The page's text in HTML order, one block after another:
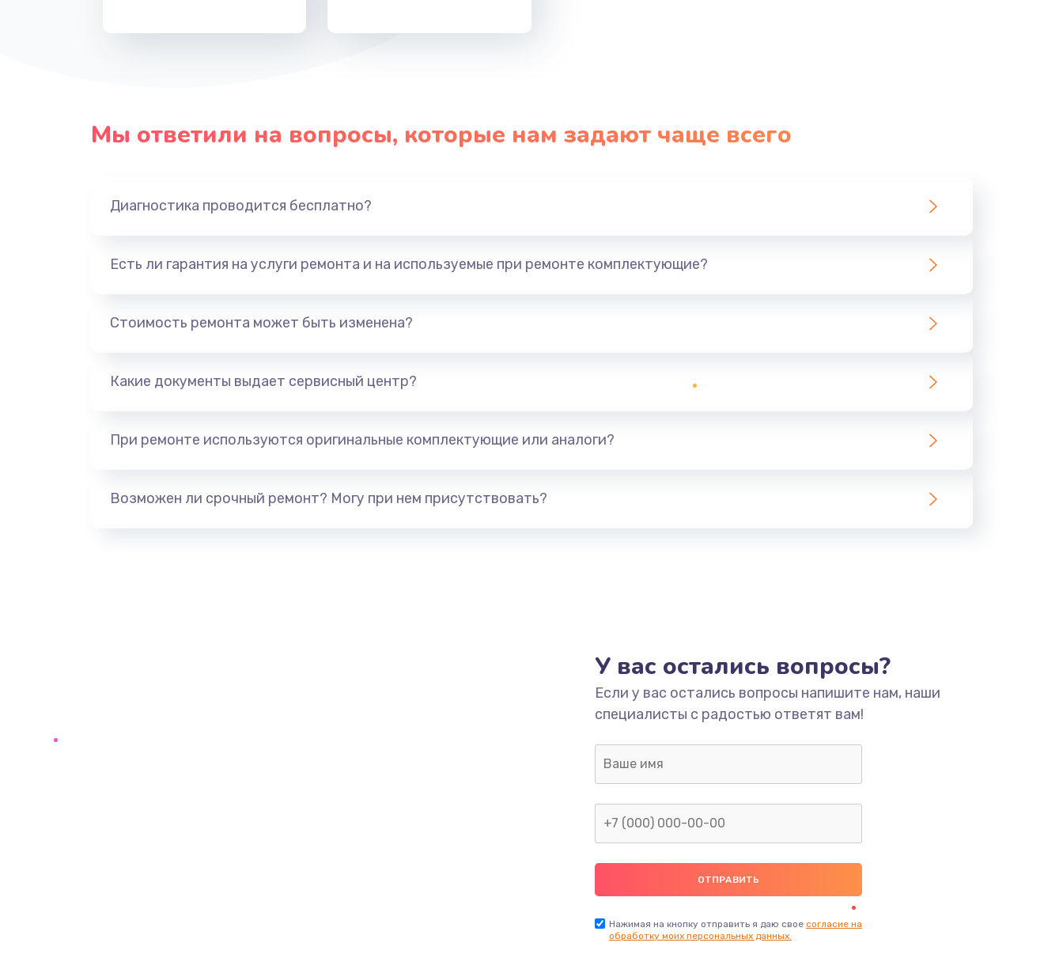
Мы ответили на вопросы, которые нам задают чаще всего
Диагностика проводится бесплатно?
Есть ли гарантия на услуги ремонта и на используемые при ремонте комплектующие?
Стоимость ремонта может быть изменена?
Какие документы выдает сервисный центр?
При ремонте используются оригинальные комплектующие или аналоги?
Возможен ли срочный ремонт? Могу при нем присутствовать?
У вас остались вопросы?
Если у вас остались вопросы напишите нам, наши
специалисты с радостью ответят вам!
Нажимая на кнопку отправить я даю свое согласие на
обработку моих персональных данных.